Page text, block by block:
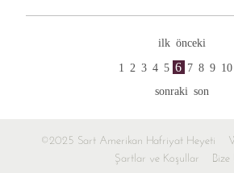
ilk önceki
1 2 3 4 5 6 7 8 9 10
sonraki son
©2025 Sart Amerikan Hafriyat Heyeti
Şartlar ve Koşullar
Bize